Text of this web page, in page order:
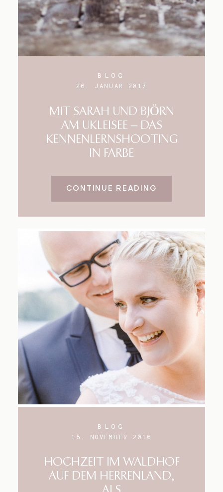
BLOG
26. JANUAR 2017
MIT SARAH UND BJÖRN
AM UKLEISEE – DAS
KENNENLERNSHOOTING
IN FARBE
CONTINUE READING
BLOG
15. NOVEMBER 2016
HOCHZEIT IM WALDHOF
AUF DEM HERRENLAND,